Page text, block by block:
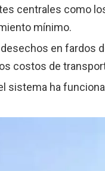
centrales como
mínimo.
en fardos
costos de
sistema ha